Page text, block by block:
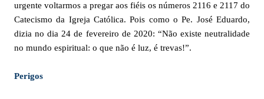
urgente voltarmos a pregar aos fiéis os números 2116 e 2117 do
Catecismo da Igreja Católica. Pois como o Pe. José Eduardo,
dizia no dia 24 de fevereiro de 2020: “Não existe neutralidade
no mundo espiritual: o que não é luz, é trevas!”.
Perigos